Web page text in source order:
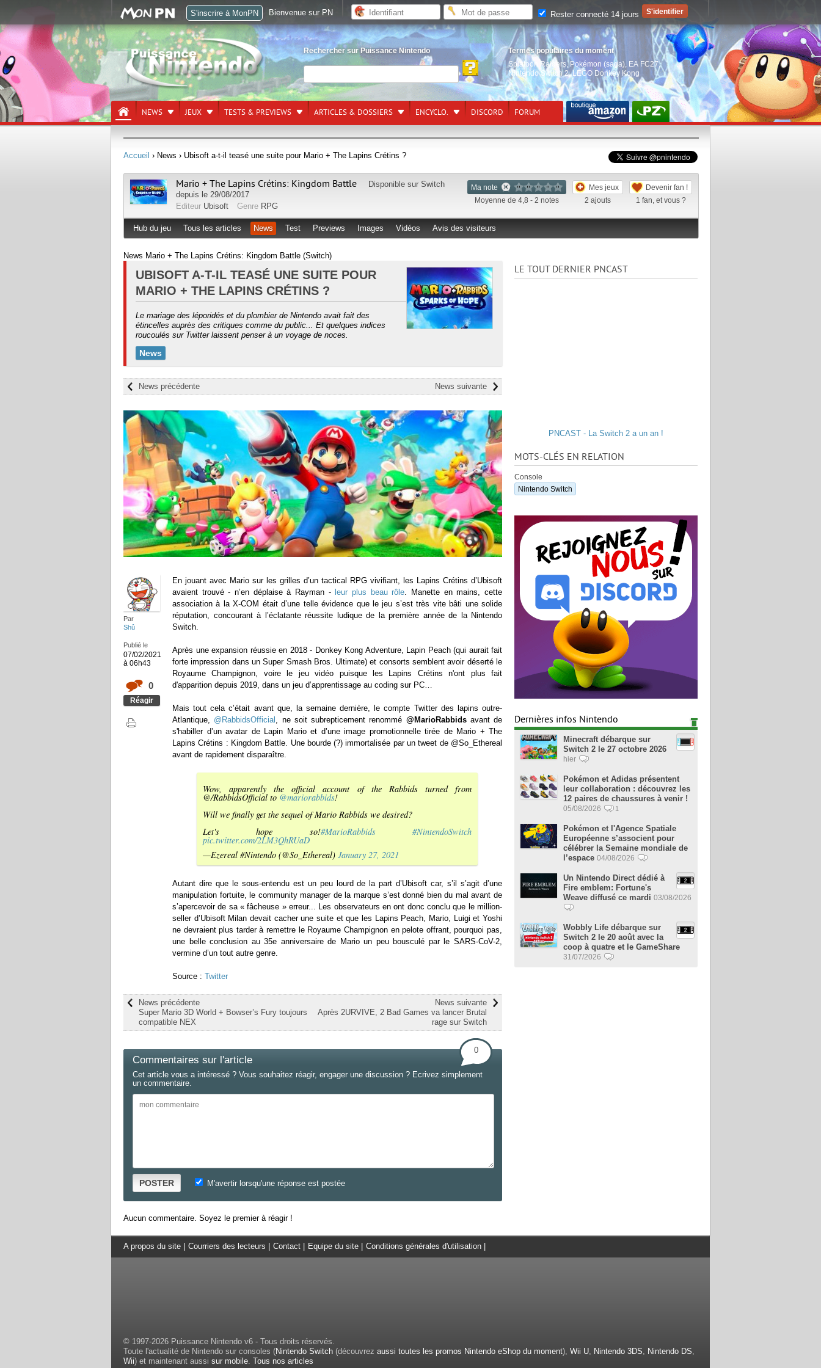
Rechercher sur Puissance Nintendo
Termes populaires du moment
Splatoon Raiders, Pokémon (saga) EA FC27,
Nintendo Switch 2,LEGO Donkey Kong
NEWS JEUX TESTS & PREVIEWS ARTICLES & DOSSIERS ENCYCLO. DISCORD FORUM
Accueil › News › Ubisoft a-t-il teasé une suite pour Mario + The Lapins Crétins ?
Ma note
Moyenne de 4,8 - 2 notes
Mes jeux
2 ajouts
Devenir fan !
1 fan, et vous ?
Mario + The Lapins Crétins: Kingdom Battle Disponible sur Switch
depuis le 29/08/2017
Editeur Ubisoft Genre RPG
Hub du jeu Tous les articles News Test Previews Images Vidéos Avis des visiteurs
News Mario + The Lapins Crétins: Kingdom Battle (Switch)
UBISOFT A-T-IL TEASÉ UNE SUITE POUR
MARIO + THE LAPINS CRÉTINS ?
Le mariage des léporidés et du plombier de Nintendo avait fait des
étincelles auprès des critiques comme du public... Et quelques indices
roucoulés sur Twitter laissent penser à un voyage de noces.
News
News suivante
News précédente
Par
Shû
Publié le
07/02/2021
à 06h43
0
Réagir
En jouant avec Mario sur les grilles d’un tactical RPG vivifiant, les Lapins Crétins d’Ubisoft
avaient trouvé - n’en déplaise à Rayman - leur plus beau rôle. Manette en mains, cette
association à la X-COM était d’une telle évidence que le jeu s’est très vite bâti une solide
réputation, concourant à l’éclatante réussite ludique de la première année de la Nintendo
Switch.
Après une expansion réussie en 2018 - Donkey Kong Adventure, Lapin Peach (qui aurait fait
forte impression dans un Super Smash Bros. Ultimate) et consorts semblent avoir déserté le
Royaume Champignon, voire le jeu vidéo puisque les Lapins Crétins n'ont plus fait
d'apparition depuis 2019, dans un jeu d’apprentissage au coding sur PC…
Mais tout cela c’était avant que, la semaine dernière, le compte Twitter des lapins outre-
Atlantique, @RabbidsOfficial , ne soit subrepticement renommé @MarioRabbidsavant de
s'habiller d’un avatar de Lapin Mario et d’une image promotionnelle tirée de Mario + The
Lapins Crétins : Kingdom Battle. Une bourde (?) immortalisée par un tweet de @So_Ethereal
avant de rapidement disparaître.
Wow, apparently the official account of the Rabbids turned from
@/RabbidsOfficial to @mariorabbids!
Will we finally get the sequel of Mario Rabbids we desired?
Let's hope so!#MarioRabbids #NintendoSwitch
pic.twitter.com/2LM3QhRUaD
—Ezereal #Nintendo (@So_Ethereal) January 27, 2021
Autant dire que le sous-entendu est un peu lourd de la part d’Ubisoft car, s’il s’agit d’une
manipulation fortuite, le community manager de la marque s’est donné bien du mal avant de
s’apercevoir de sa « fâcheuse » erreur... Les observateurs en ont donc conclu que le million-
seller d’Ubisoft Milan devait cacher une suite et que les Lapins Peach, Mario, Luigi et Yoshi
ne devraient plus tarder à remettre le Royaume Champignon en pelote offrant, pourquoi pas,
une belle conclusion au 35e anniversaire de Mario un peu bousculé par le SARS-CoV-2,
vermine d’un tout autre genre.
Source : Twitter
News suivante
Après 2URVIVE, 2 Bad Games va lancer Brutal
rage sur Switch
News précédente
Super Mario 3D World + Bowser’s Fury toujours
compatible NEX
Commentaires sur l'article
0
Cet article vous a intéressé ? Vous souhaitez réagir, engager une discussion ? Ecrivez simplement
un commentaire.
POSTER M'avertir lorsqu'une réponse est postée
Aucun commentaire. Soyez le premier à réagir !
LE TOUT DERNIER PNCAST
PNCAST - La Switch 2 a un an !
MOTS-CLÉS EN RELATION
Console
Nintendo Switch
Dernières infos Nintendo
Minecraft débarque sur
Switch 2 le 27 octobre 2026
hier
Pokémon et Adidas présentent
leur collaboration : découvrez les
12 paires de chaussures à venir !
05/08/2026 1
Pokémon et l'Agence Spatiale
Européenne s’associent pour
célébrer la Semaine mondiale de
l’espace 04/08/2026
Un Nintendo Direct dédié à
Fire emblem: Fortune's
Weave diffusé ce mardi 03/08/2026
Wobbly Life débarque sur
Switch 2 le 20 août avec la
coop à quatre et le GameShare
31/07/2026
A propos du site Courriers des lecteurs Contact Equipe du site Conditions générales d'utilisation
© 1997-2026 Puissance Nintendo v6 - Tous droits réservés.
Toute l'actualité de Nintendo sur consoles (Nintendo Switch (découvrez aussi toutes les promos Nintendo eShop du moment), Wii U, Nintendo 3DS, Nintendo DS,
Wii) et maintenant aussi sur mobile. Tous nos articles
S'inscrire à MonPN Bienvenue sur PN Rester connecté 14 jours